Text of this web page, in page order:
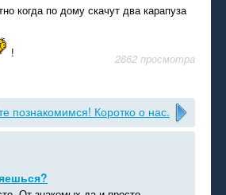
когда по дому скачут два карапуза
!
2862 просмотра
познакомимся! Коротко о нас.